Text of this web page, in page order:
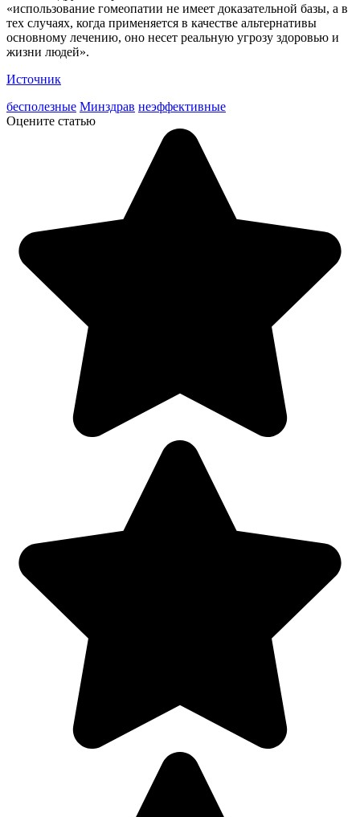
«использование гомеопатии не имеет доказательной базы, а в
тех случаях, когда применяется в качестве альтернативы
основному лечению, оно несет реальную угрозу здоровью и
жизни людей».
Источник
бесполезные Минздрав неэффективные
Оцените статью